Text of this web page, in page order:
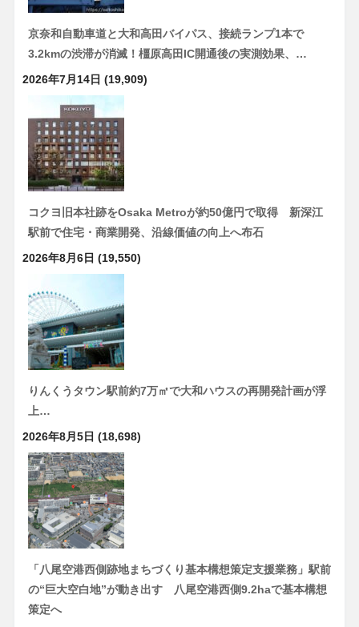
京奈和自動車道と大和高田バイパス、接続ランプ1本で
3.2kmの渋滞が消滅！橿原高田IC開通後の実測効果、…
2026年7月14日 (19,909)
コクヨ旧本社跡をOsaka Metroが約50億円で取得 新深江
駅前で住宅・商業開発、沿線価値の向上へ布石
2026年8月6日 (19,550)
りんくうタウン駅前約7万㎡で大和ハウスの再開発計画が浮
上…
2026年8月5日 (18,698)
「八尾空港西側跡地まちづくり基本構想策定支援業務」駅前
の“巨大空白地”が動き出す 八尾空港西側9.2haで基本構想
策定へ